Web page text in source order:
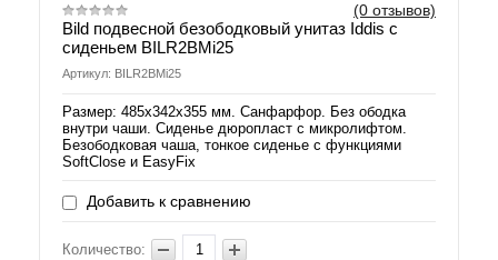
(0 отзывов)
Bild подвесной безободковый унитаз Iddis с
сиденьем BILR2BMi25
Артикул: BILR2BMi25
Размер: 485х342х355 мм. Санфарфор. Без ободка
внутри чаши. Сиденье дюропласт с микролифтом.
Безободковая чаша, тонкое сиденье с функциями
SoftClose и EasyFix
Добавить к сравнению
Количество: